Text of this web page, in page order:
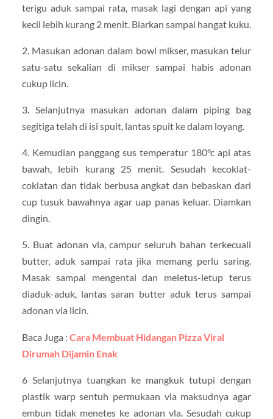
terigu aduk sampai rata, masak lagi dengan api yang
kecil lebih kurang 2 menit. Biarkan sampai hangat kuku.
2. Masukan adonan dalam bowl mikser, masukan telur
satu-satu sekalian di mikser sampai habis adonan
cukup licin.
3. Selanjutnya masukan adonan dalam piping bag
segitiga telah di isi spuit, lantas spuit ke dalam loyang.
4. Kemudian panggang sus temperatur 180°c api atas
bawah, lebih kurang 25 menit. Sesudah kecoklat-
coklatan dan tidak berbusa angkat dan bebaskan dari
cup tusuk bawahnya agar uap panas keluar. Diamkan
dingin.
5. Buat adonan vla, campur seluruh bahan terkecuali
butter, aduk sampai rata jika memang perlu saring.
Masak sampai mengental dan meletus-letup terus
diaduk-aduk, lantas saran butter aduk terus sampai
adonan vla licin.
Baca Juga : Cara Membuat Hidangan Pizza Viral
Dirumah Dijamin Enak
6 Selanjutnya tuangkan ke mangkuk tutupi dengan
plastik warp sentuh permukaan vla maksudnya agar
embun tidak menetes ke adonan vla. Sesudah cukup